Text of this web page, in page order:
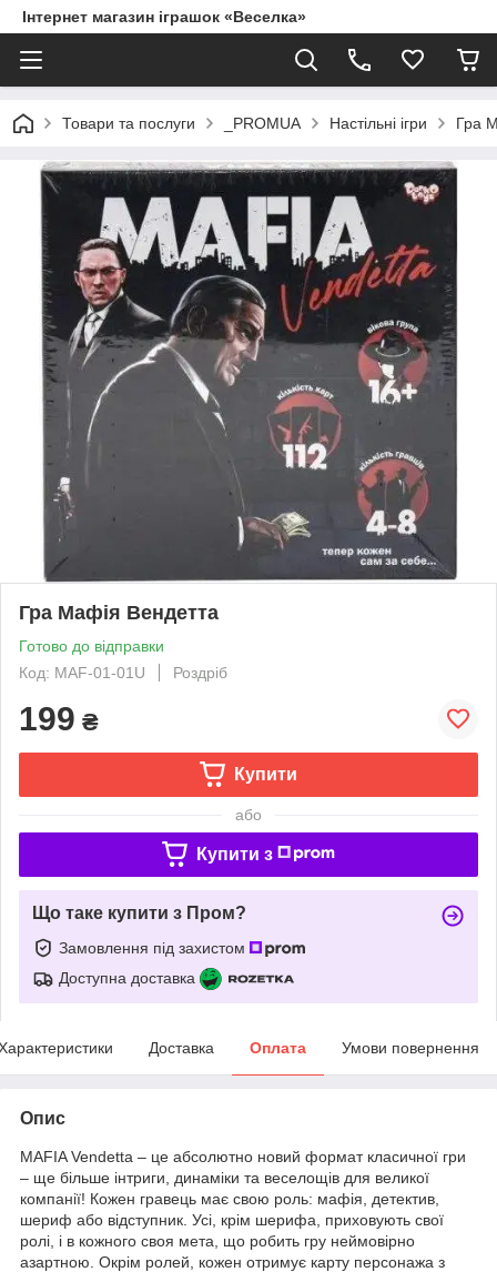
Інтернет магазин іграшок «Веселка»
Товари та послуги _PROMUA Настільні ігри Гра
Гра Мафія Вендетта
Готово до відправки
Код: MAF-01-01U
Роздріб
199 ₴
Купити
або
Купити з
Що таке купити з Пром?
Замовлення під захистом
Доступна доставка
Доставка Оплата Умови повернення
Опис
MAFIA Vendetta – це абсолютно новий формат класичної гри
– ще більше інтриги, динаміки та веселощів для великої
компанії! Кожен гравець має свою роль: мафія, детектив,
шериф або відступник. Усі, крім шерифа, приховують свої
ролі, і в кожного своя мета, що робить гру неймовірно
азартною. Окрім ролей, кожен отримує карту персонажа з